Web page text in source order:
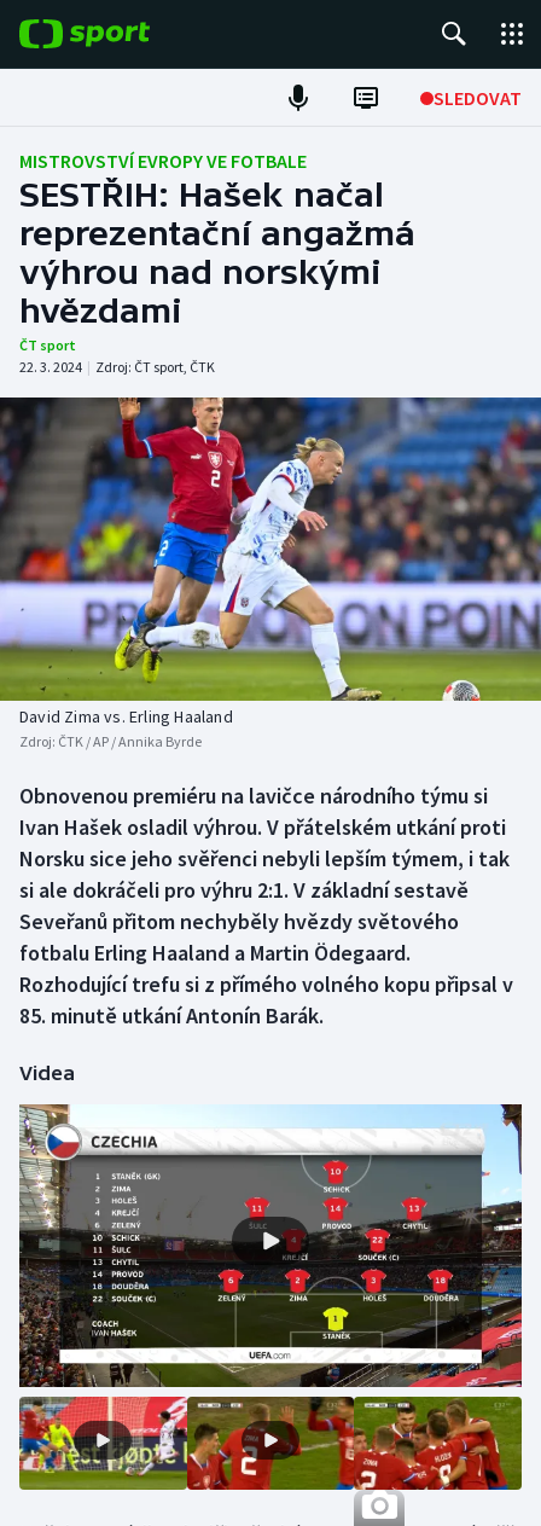
SLEDOVAT
Fotbal
Hokej
Tenis
Atletika
DALŠÍ SPORTY
Americký fotbal
Baseball a softbal
Basketbal
Biatlon
Boby a skeleton
Box
Curling
Dostihy
Florbal
Futsal
Golf
Gymnastika
Házená
Jezdectví
Judo
Krasobruslení
Lezení
Lyže a snowboard
NEPŘEHLÉDNĚTE
Soutěže
Historické návraty
Aplikace ČT sport
AZ kvíz
MISTROVSTVÍ EVROPY VE FOTBALE
SESTŘIH: Hašek načal
reprezentační angažmá
výhrou nad norskými
hvězdami
ČT sport
22. 3. 2024 | Zdroj: ČT sport, ČTK
David Zima vs. Erling Haaland
Zdroj: ČTK / AP / Annika Byrde
Obnovenou premiéru na lavičce národního týmu si
Ivan Hašek osladil výhrou. V přátelském utkání proti
Norsku sice jeho svěřenci nebyli lepším týmem, i tak
si ale dokráčeli pro výhru 2:1. V základní sestavě
Seveřanů přitom nechyběly hvězdy světového
fotbalu Erling Haaland a Martin Ödegaard.
Rozhodující trefu si z přímého volného kopu připsal v
85. minutě utkání Antonín Barák.
Videa